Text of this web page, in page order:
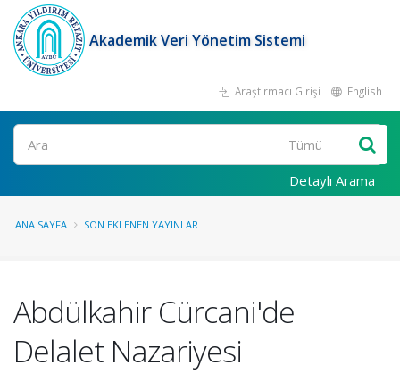
Akademik Veri Yönetim Sistemi
Araştırmacı Girişi English
Ara
Detaylı Arama
ANA SAYFA SON EKLENEN YAYINLAR
Abdülkahir Cürcani'de
Delalet Nazariyesi